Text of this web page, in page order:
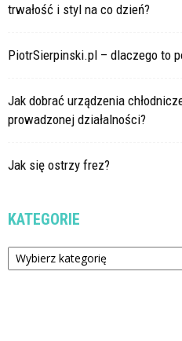
trwałość i styl na co dzień?
PiotrSierpinski.pl – dlaczego to
Jak dobrać urządzenia
prowadzonej działalności?
Jak się ostrzy frez?
KATEGORIE
Kategorie